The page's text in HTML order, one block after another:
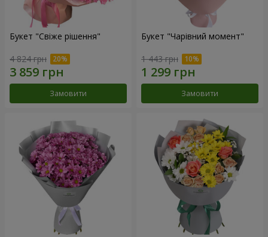
Букет "Свіже рішення"
4 824 грн
Замовити
Букет "Чарівний момент"
1 443 грн
Замовити